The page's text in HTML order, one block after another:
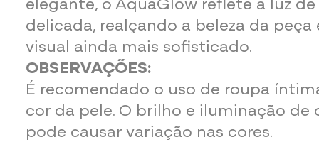
delicada, realçando a beleza da
visual ainda mais sofisticado.
OBSERVAÇÕES:
É recomendado o uso de roupa
cor da pele. O brilho e iluminação
pode causar variação nas cores.